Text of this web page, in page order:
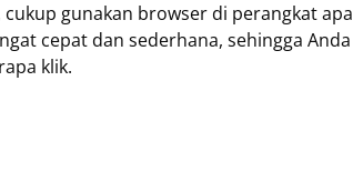
gunakan browser di perangkat apa
cepat dan sederhana, sehingga Anda
klik.